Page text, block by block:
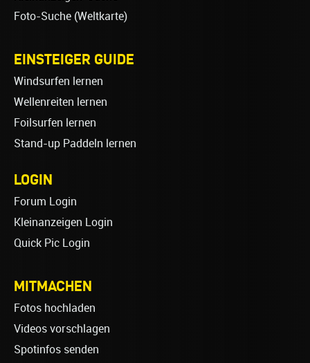
Foto-Suche (Weltkarte)
EINSTEIGER GUIDE
Windsurfen lernen
Wellenreiten lernen
Foilsurfen lernen
Stand-up Paddeln lernen
LOGIN
Forum Login
Kleinanzeigen Login
Quick Pic Login
MITMACHEN
Fotos hochladen
Videos vorschlagen
Spotinfos senden